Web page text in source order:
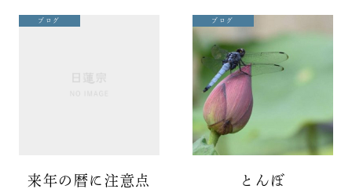
ブログ
来年の暦に注意点
ブログ
とんぼ